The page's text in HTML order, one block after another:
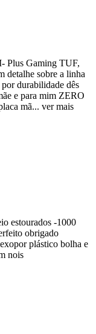
Plus Gaming TUF,
detalhe sobre a linha
durabilidade dês
e para mim ZERO
mã... ver mais
estourados -1000
obrigado
plástico bolha e
nois